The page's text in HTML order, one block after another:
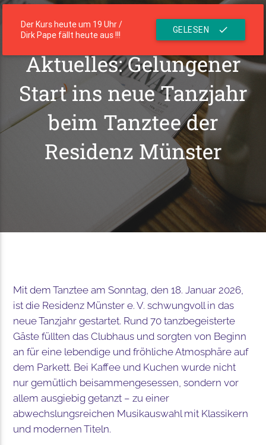
Der Kurs heute um 19 Uhr /
Dirk Pape fällt heute aus !!!
GELESEN check
Die Residenz
menu
Aktuelles: Gelungener
Start ins neue Tanzjahr
beim Tanztee der
Residenz Münster
Mit dem Tanztee am Sonntag, den 18. Januar 2026,
ist die Residenz Münster e. V. schwungvoll in das
neue Tanzjahr gestartet. Rund 70 tanzbegeisterte
Gäste füllten das Clubhaus und sorgten von Beginn
an für eine lebendige und fröhliche Atmosphäre auf
dem Parkett. Bei Kaffee und Kuchen wurde nicht
nur gemütlich beisammengesessen, sondern vor
allem ausgiebig getanzt – zu einer
abwechslungsreichen Musikauswahl mit Klassikern
und modernen Titeln.